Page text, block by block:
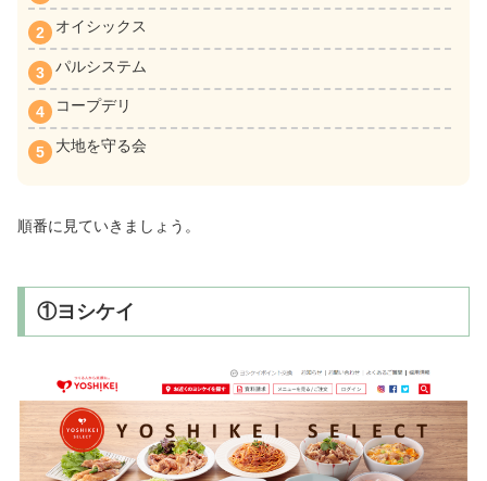
オイシックス
パルシステム
コープデリ
大地を守る会
順番に見ていきましょう。
①ヨシケイ